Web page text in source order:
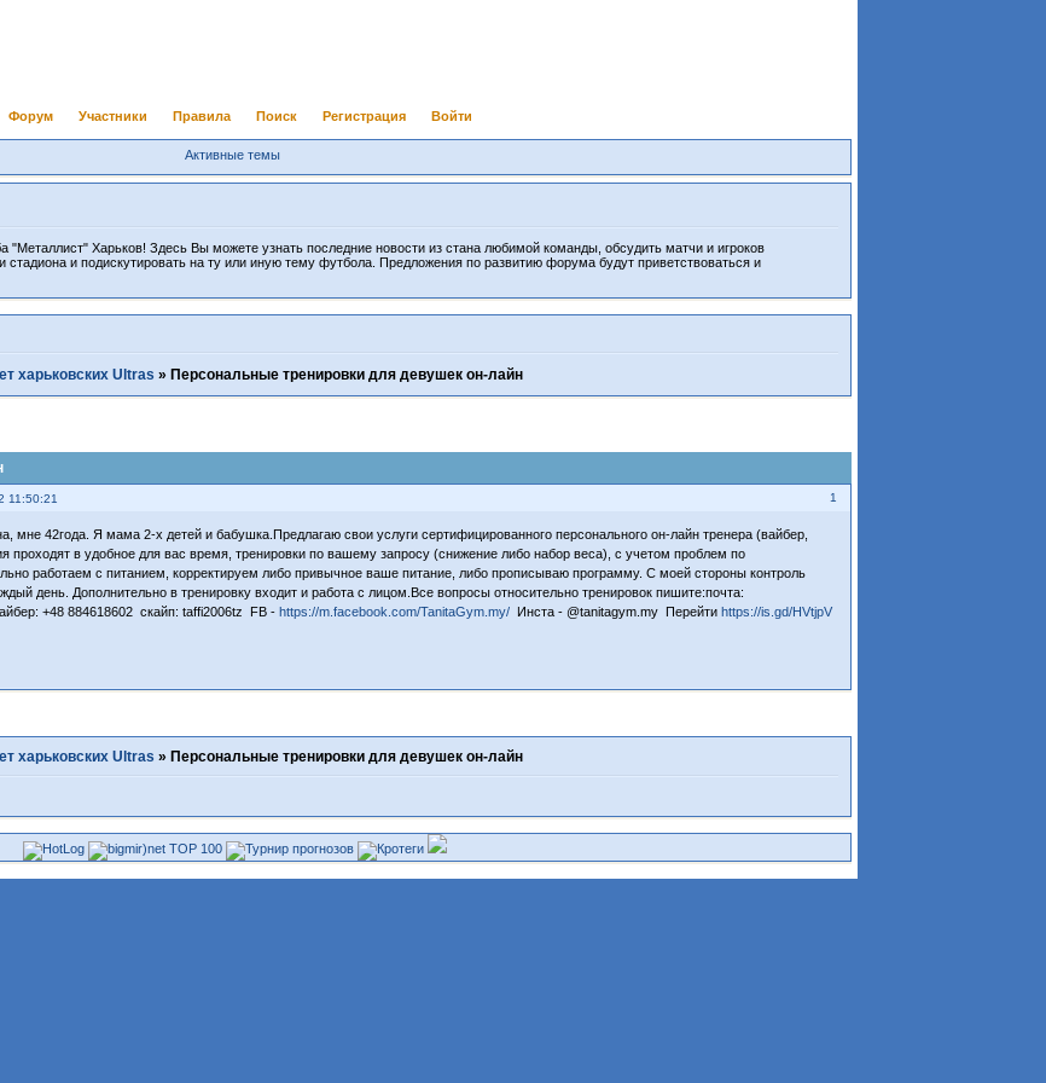
Форум Участники Правила Поиск Регистрация Войти
Активные темы
Харьков! Здесь Вы можете узнать последние новости из стана любимой команды, обсудить матчи и игроков
стадиона и подискутировать на ту или иную тему футбола. Предложения по развитию форума будут приветствоваться и
харьковских Ultras » Персональные тренировки для девушек он-лайн
1
11:50:21
мне 42года. Я мама 2-х детей и бабушка.Предлагаю свои услуги сертифицированного персонального он-лайн тренера (вайбер,
проходят в удобное для вас время, тренировки по вашему запросу (снижение либо набор веса), с учетом проблем по
работаем с питанием, корректируем либо привычное ваше питание, либо прописываю программу. С моей стороны контроль
день. Дополнительно в тренировку входит и работа с лицом.Все вопросы относительно тренировок пишите:почта:
+48 884618602 скайп: taffi2006tz FB -https://m.facebook.com/TanitaGym.my/ Инста - @tanitagym.my Перейтиhttps://is.gd/HVtjpV
харьковских Ultras » Персональные тренировки для девушек он-лайн